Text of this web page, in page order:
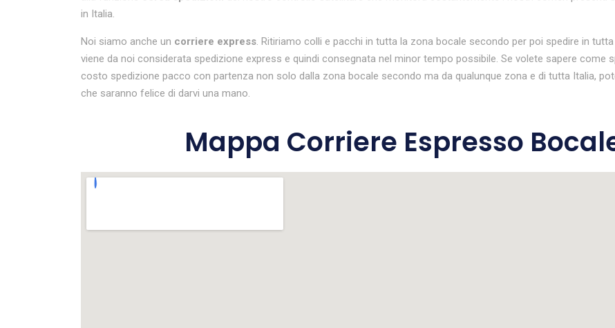
in Italia.
Noi siamo anche un corriere express. Ritiriamo colli e pacchi in tutta la zona bocale secondo per poi spedire in
viene da noi considerata spedizione express e quindi consegnata nel minor tempo possibile. Se volete sapere come
costo spedizione pacco con partenza non solo dalla zona bocale secondo ma da qualunque zona e di tutta Italia,
che saranno felice di darvi una mano.
Mappa Corriere Espresso